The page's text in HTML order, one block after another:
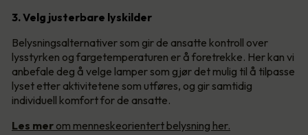
3. Velg justerbare lyskilder
Belysningsalternativer som gir de ansatte kontroll over
lysstyrken og fargetemperaturen er å foretrekke. Her kan vi
anbefale deg å velge lamper som gjør det mulig til å tilpasse
lyset etter aktivitetene som utføres, og gir samtidig
individuell komfort for de ansatte.
Les mer om menneskeorientert belysning her.